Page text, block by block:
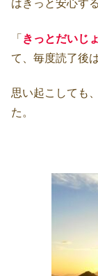
はきっと安心す
「 きっとだいじ
て、毎度読了後
思い起こしても
た。